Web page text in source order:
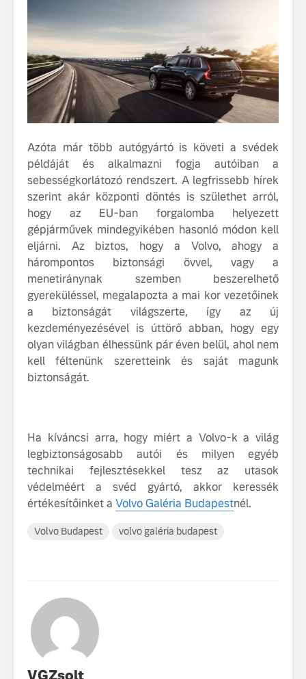
Azóta már több autógyártó is követi a svédek
példáját és alkalmazni fogja autóiban a
sebességkorlátozó rendszert. A legfrissebb hírek
szerint akár központi döntés is születhet arról,
hogy az EU-ban forgalomba helyezett
gépjárművek mindegyikében hasonló módon kell
eljárni. Az biztos, hogy a Volvo, ahogy a
hárompontos biztonsági övvel, vagy a
menetiránynak szemben beszerelhető
gyereküléssel, megalapozta a mai kor vezetőinek
a biztonságát világszerte, így az új
kezdeményezésével is úttörő abban, hogy egy
olyan világban élhessünk pár éven belül, ahol nem
kell féltenünk szeretteink és saját magunk
biztonságát.
Ha kíváncsi arra, hogy miért a Volvo-k a világ
legbiztonságosabb autói és milyen egyéb
technikai fejlesztésekkel tesz az utasok
védelméért a svéd gyártó, akkor keressék
értékesítőinket a Volvo Galéria Budapestnél.
Volvo Budapest volvo galéria budapest
Car UX élmény
Az új Volvo EX60 új
szintre emeli a
fenntarthatóságot
Az autó,
tisztán
Volvo
A Volvo
Country:
képes,
jut